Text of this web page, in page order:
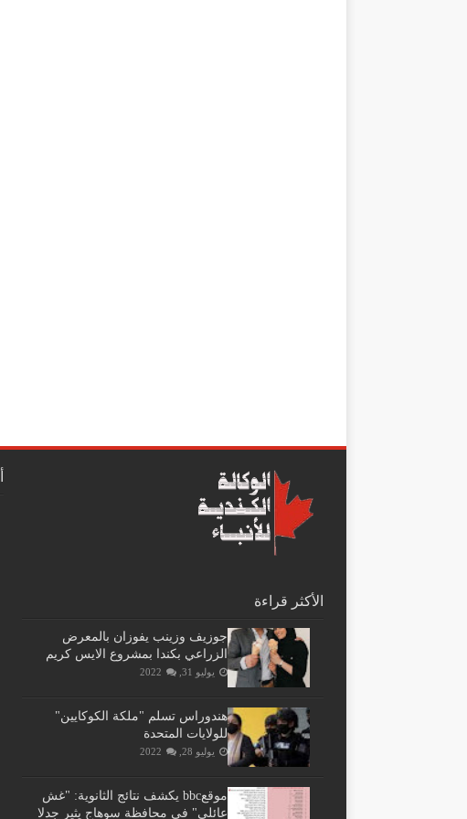
الأكثر قراءة
جوزيف وزينب يفوزان بالمعرض
الزراعي بكندا بمشروع الايس كريم
يوليو 31, 2022
هندوراس تسلم "ملكة الكوكايين"
للولايات المتحدة
يوليو 28, 2022
موقعbbc يكشف نتائج الثانوية: "غش
عائلي" فى محافظة سوهاج يثير جدلا